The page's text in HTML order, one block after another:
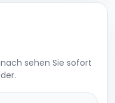
sehen Sie sofort